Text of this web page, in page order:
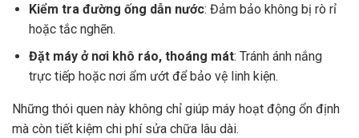
Kiểm tra đường ống dẫn nước: Đảm bảo không bị rò rỉ
hoặc tắc nghẽn.
Đặt máy ở nơi khô ráo, thoáng mát: Tránh ánh nắng
trực tiếp hoặc nơi ẩm ướt để bảo vệ linh kiện.
Những thói quen này không chỉ giúp máy hoạt động ổn định
mà còn tiết kiệm chi phí sửa chữa lâu dài.